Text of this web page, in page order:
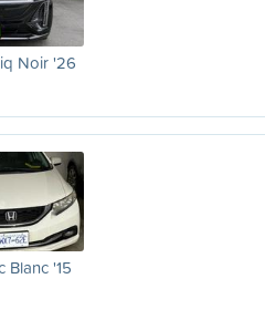
Noir '26
Blanc '15